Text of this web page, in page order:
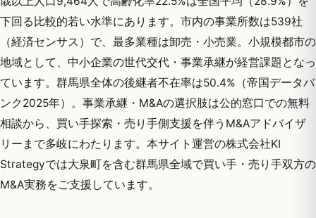
下回る比較的若い水準にあります。市内の事業所数は539社
（経済センサス）で、最多業種は卸売・小売業。小規模都市の
地域として、中小企業の世代交代・事業承継が経営課題となっ
ています。群馬県全体の後継者不在率は50.4%（帝国データバ
ンク2025年）。事業承継・M&Aの選択肢は公的窓口での無料
相談から、買い手探索・売り手側支援を伴うM&Aアドバイザ
リーまで多岐にわたります。本サイト運営の株式会社KI
Strategyでは大泉町を含む群馬県全域で買い手・売り手双方の
M&A実務をご支援しています。